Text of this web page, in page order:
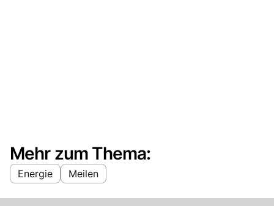
Mehr zum Thema:
Energie Meilen